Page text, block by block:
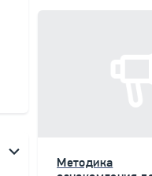
Методика